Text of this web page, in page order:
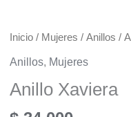
Inicio / Mujeres / Anillos /
Anillos, Mujeres
Anillo Xaviera
Anillo